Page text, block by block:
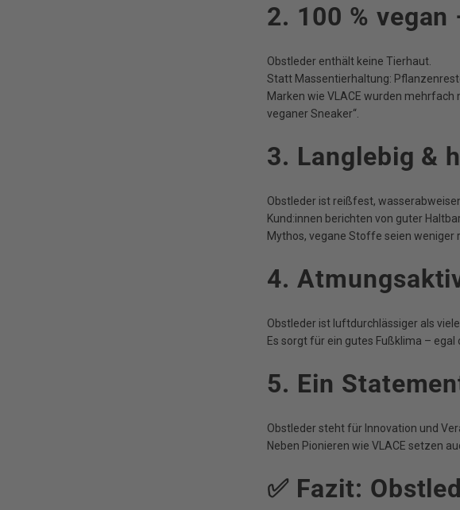
2. 100 %
Obstleder enthält keine Tierhaut.
Statt Massentierhaltung:
Marken wie VLACE wurden mehrfach
veganer Sneaker“.
3. Langlebig &
Obstleder ist reißfest,
Kund:innen berichten von guter
Mythos, vegane Stoffe seien weniger
4.
Obstleder ist luftdurchlässiger als
Es sorgt für ein gutes Fußklima – egal
5. Ein
Obstleder steht für Innovation und
Neben Pionieren wie VLACE setzen
✅ Fazit: